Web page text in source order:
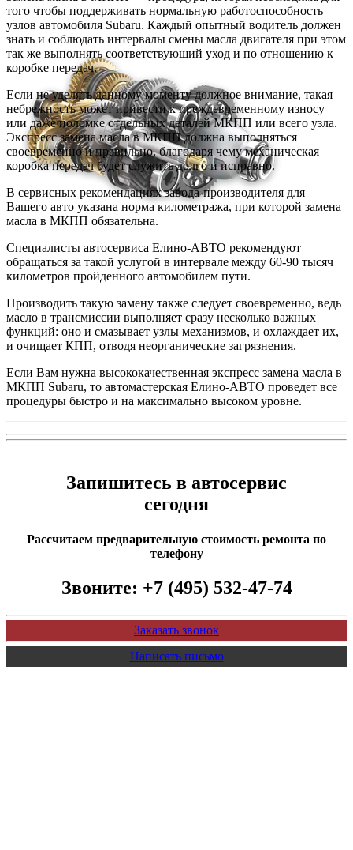
того чтобы поддерживать нормальную работоспособность
узлов автомобиля Subaru. Каждый опытный водитель должен
знать и соблюдать интервалы смены масла двигателя при этом
так же выполнять соответствующий уход и по отношению к
коробке передач.
Если не уделять данному моменту должное внимание, такая
небрежность может привести к преждевременному износу
или даже поломке отдельных деталей МКПП или всего узла.
Экспресс замена масла в МКПП должна выполняться
своевременно и правильно, благодаря чему механическая
коробка передач будет служить долго и исправно.
В сервисных рекомендациях завода-производителя для
Вашего авто указана норма километража, при которой замена
масла в МКПП обязательна.
Специалисты автосервиса Елино-АВТО рекомендуют
обращаться за такой услугой в интервале между 60-90 тысяч
километров пройденного автомобилем пути.
Производить такую замену также следует своевременно, ведь
масло в трансмиссии выполняет сразу несколько важных
функций: оно и смазывает узлы механизмов, и охлаждает их,
и очищает КПП, отводя неорганические загрязнения.
Если Вам нужна высококачественная экспресс замена масла в
МКПП Subaru, то автомастерская Елино-АВТО проведет все
процедуры быстро и на максимально высоком уровне.
Запишитесь в автосервис
сегодня
Рассчитаем предварительную стоимость ремонта по
телефону
Звоните: +7 (495) 532-47-74
Заказать звонок
Написать письмо